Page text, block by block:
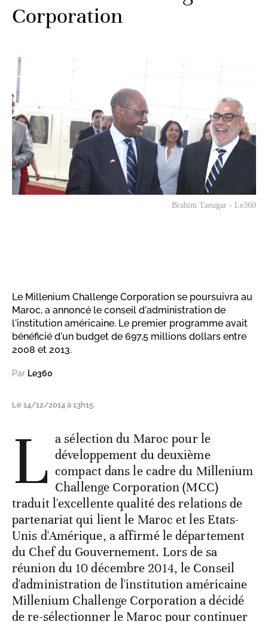
Corporation
Brahim Taougar - Le360
Le Millenium Challenge Corporation se poursuivra au
Maroc, a annoncé le conseil d'administration de
l'institution américaine. Le premier programme avait
bénéficié d'un budget de 697,5 millions dollars entre
2008 et 2013.
Par Le360
Le 14/12/2014 à 13h15
L a sélection du Maroc pour le
développement du deuxième
compact dans le cadre du Millenium
Challenge Corporation (MCC)
traduit l'excellente qualité des relations de
partenariat qui lient le Maroc et les Etats-
Unis d'Amérique, a affirmé le département
du Chef du Gouvernement. Lors de sa
réunion du 10 décembre 2014, le Conseil
d'administration de l'institution américaine
Millenium Challenge Corporation a décidé
de re-sélectionner le Maroc pour continuer